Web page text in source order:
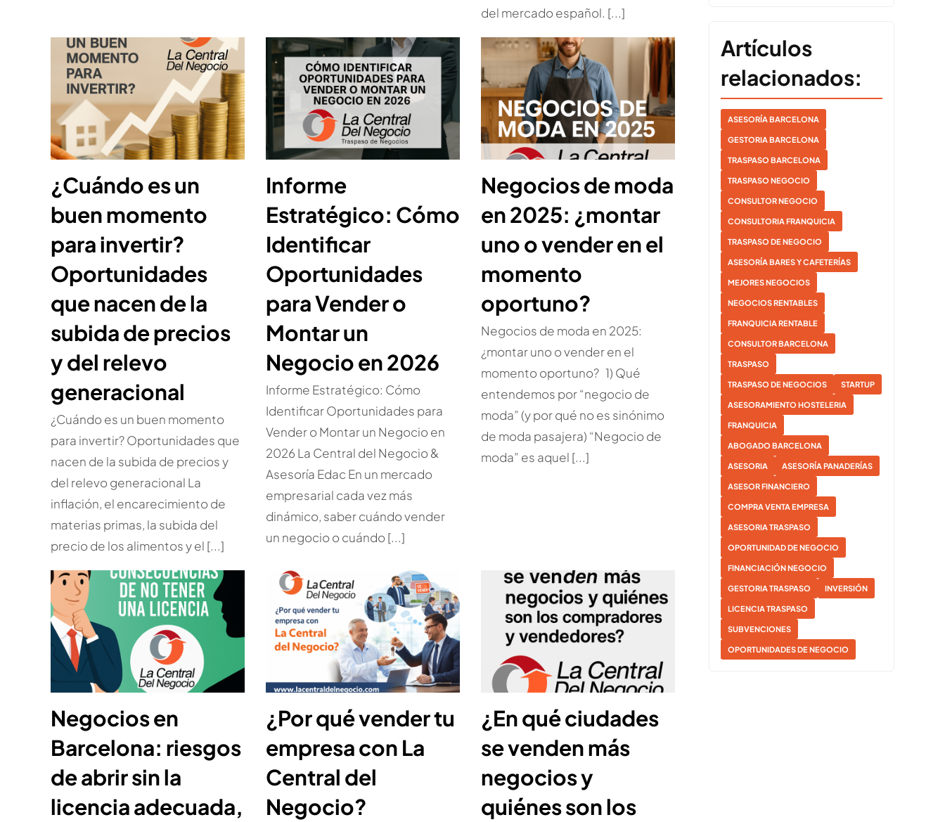
del mercado español. [...]
¿Cuándo es un
buen momento
para invertir?
Oportunidades
que nacen de la
subida de precios
y del relevo
generacional
¿Cuándo es un buen momento
para invertir? Oportunidades que
nacen de la subida de precios y
del relevo generacional La
inflación, el encarecimiento de
materias primas, la subida del
precio de los alimentos y el [...]
Informe
Estratégico: Cómo
Identificar
Oportunidades
para Vender o
Montar un
Negocio en 2026
Informe Estratégico: Cómo
Identificar Oportunidades para
Vender o Montar un Negocio en
2026 La Central del Negocio &
Asesoría Edac En un mercado
empresarial cada vez más
dinámico, saber cuándo vender
un negocio o cuándo [...]
Negocios de moda
en 2025: ¿montar
uno o vender en el
momento
oportuno?
Negocios de moda en 2025:
¿montar uno o vender en el
momento oportuno? 1) Qué
entendemos por “negocio de
moda” (y por qué no es sinónimo
de moda pasajera) “Negocio de
moda” es aquel [...]
Negocios en
Barcelona: riesgos
de abrir sin la
licencia adecuada,
¿Por qué vender tu
empresa con La
Central del
Negocio?
¿En qué ciudades
se venden más
negocios y
quiénes son los
Artículos
relacionados:
ASESORÍA BARCELONA
GESTORIA BARCELONA
TRASPASO BARCELONA
TRASPASO NEGOCIO
CONSULTOR NEGOCIO
CONSULTORIA FRANQUICIA
TRASPASO DE NEGOCIO
ASESORÍA BARES Y CAFETERÍAS
MEJORES NEGOCIOS
NEGOCIOS RENTABLES
FRANQUICIA RENTABLE
CONSULTOR BARCELONA
TRASPASO
TRASPASO DE NEGOCIOS STARTUP
ASESORAMIENTO HOSTELERIA
FRANQUICIA
ABOGADO BARCELONA
ASESORIA ASESORÍA PANADERÍAS
ASESOR FINANCIERO
COMPRA VENTA EMPRESA
ASESORIA TRASPASO
OPORTUNIDAD DE NEGOCIO
FINANCIACIÓN NEGOCIO
GESTORIA TRASPASO INVERSIÓN
LICENCIA TRASPASO
SUBVENCIONES
OPORTUNIDADES DE NEGOCIO